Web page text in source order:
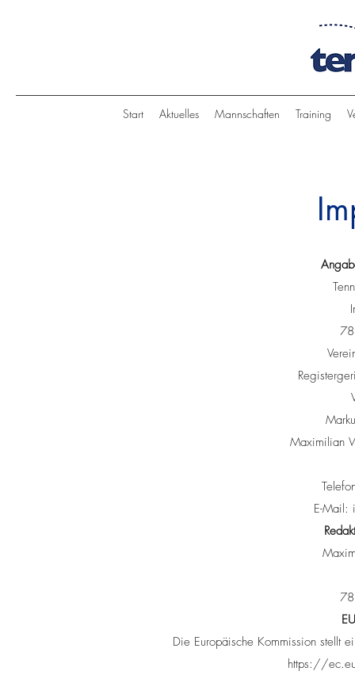
Start Aktuelles Mannschaften Training
Maximilian
E-Mail:
Die Europäische Kommission stellt
https://